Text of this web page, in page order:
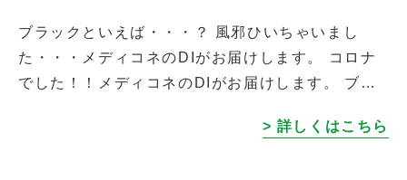
ブラックといえば・・・？ 風邪ひいちゃいまし
た・・・メディコネのDIがお届けします。 コロナ
でした！！メディコネのDIがお届けします。 ブラ
ラックサンダーブラックフライデーブ […]> 詳しくはこちら